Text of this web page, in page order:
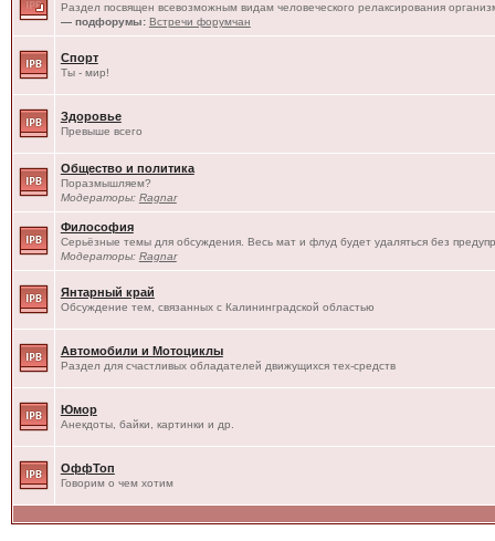
Раздел посвящен всевозможным видам человеческого релаксирования
— подфорумы: Встречи форумчан
Спорт
Ты - мир!
Здоровье
Превыше всего
Общество и политика
Поразмышляем?
Модераторы: Ragnar
Философия
Серьёзные темы для обсуждения. Весь мат и флуд будет удаляться без
Модераторы: Ragnar
Янтарный край
Обсуждение тем, связанных с Калининградской областью
Автомобили и Мотоциклы
Раздел для счастливых обладателей движущихся тех-средств
Юмор
Анекдоты, байки, картинки и др.
ОффТоп
Говорим о чем хотим